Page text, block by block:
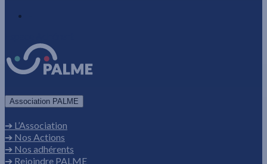
Association PALME
➔ L’Association
➔ Nos Actions
➔ Nos adhérents
➔ Rejoindre PALME